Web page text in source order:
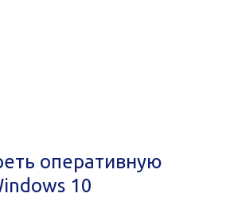
оперативную
10